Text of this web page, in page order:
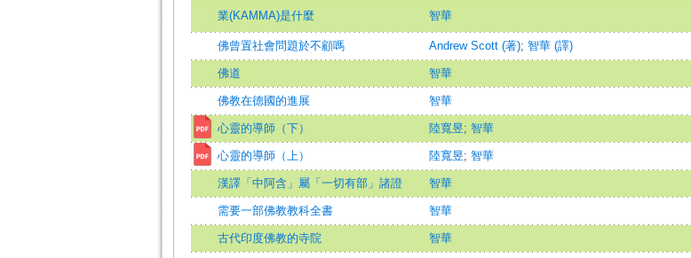
業(KAMMA)是什麼 智華
佛曾置社會問題於不顧嗎 Andrew Scott (著); 智華 (譯)
佛道 智華
佛教在德國的進展 智華
心靈的導師（下） 陸寬昱; 智華
心靈的導師（上） 陸寬昱; 智華
漢譯「中阿含」屬「一切有部」諸證 智華
需要一部佛教教科全書 智華
古代印度佛教的寺院 智華